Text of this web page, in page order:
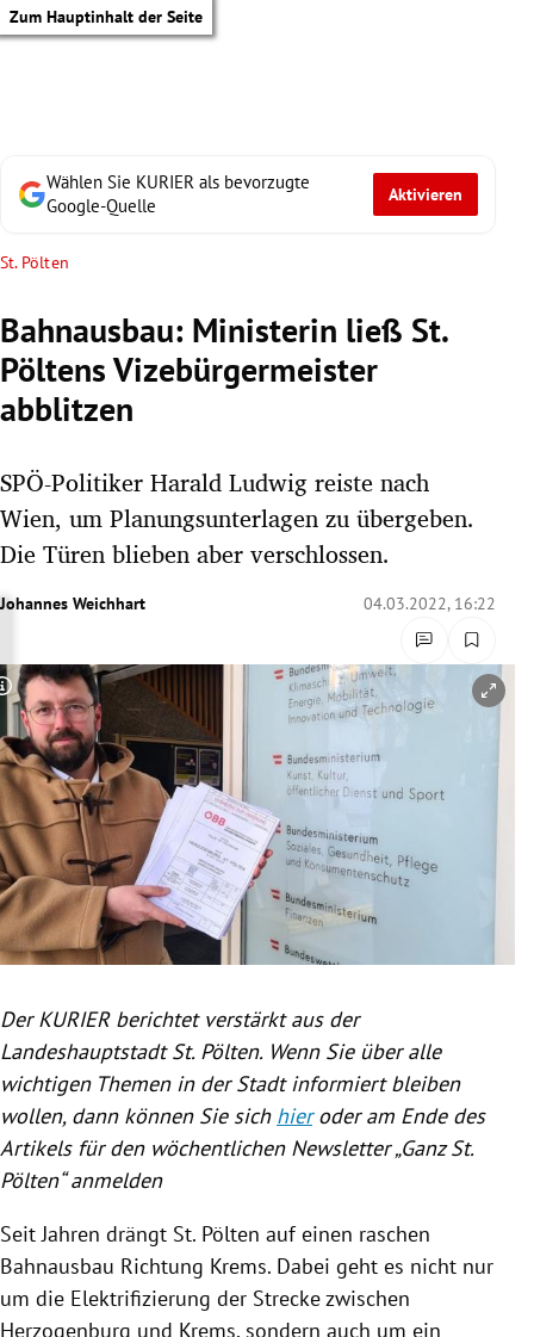
Zum Hauptinhalt der Seite
Untermenü
Untermenü
Untermenü
Untermenü
Untermenü
Untermenü
Untermenü
Untermenü
Untermenü
Wählen Sie KURIER als bevorzugte
Google-Quelle
Aktivieren
St. Pölten
Bahnausbau: Ministerin ließ St.
Pöltens Vizebürgermeister
abblitzen
SPÖ-Politiker Harald Ludwig reiste nach
Wien, um Planungsunterlagen zu übergeben.
Die Türen blieben aber verschlossen.
Johannes Weichhart 04.03.2022, 16:22
Copyright-Hinweis öffnen/schließen
Der KURIER berichtet verstärkt aus der
Landeshauptstadt St. Pölten. Wenn Sie über alle
wichtigen Themen in der Stadt informiert bleiben
wollen, dann können Sie sich hieroder am Ende des
Artikels für den wöchentlichen Newsletter „Ganz St.
Pölten“ anmelden
Seit Jahren drängt St. Pölten auf einen raschen
Bahnausbau Richtung Krems. Dabei geht es nicht nur
um die Elektrifizierung der Strecke zwischen
Herzogenburg und Krems, sondern auch um ein